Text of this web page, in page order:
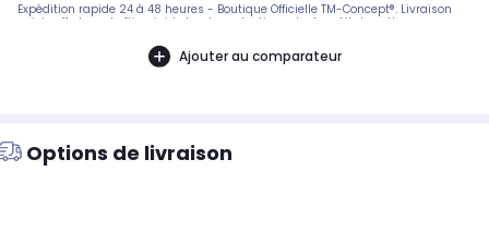
Expédition rapide 24 à 48 heures - Boutique Officielle TM-Concept®. Livraison
suivie offerte en boîtier rigide haute protection. - Inclus : kit de nettoyage
Ajouter au comparateur
Options de livraison